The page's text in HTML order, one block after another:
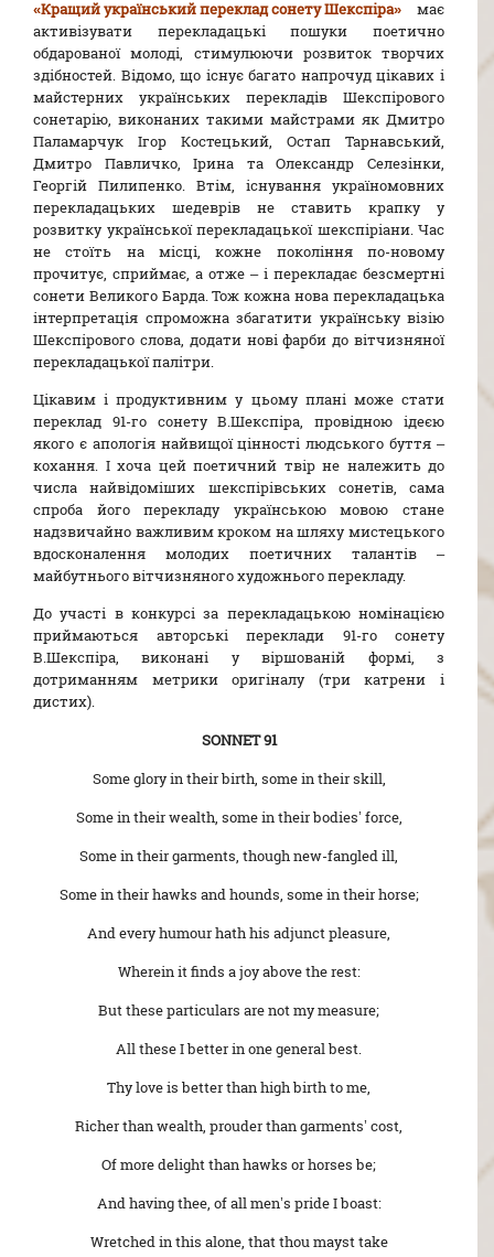
«Кращий український переклад сонету Шекспіра» має
активізувати перекладацькі пошуки поетично
обдарованої молоді, стимулюючи розвиток творчих
здібностей. Відомо, що існує багато напрочуд цікавих і
майстерних українських перекладів Шекспірового
сонетарію, виконаних такими майстрами як Дмитро
Паламарчук Ігор Костецький, Остап Тарнавський,
Дмитро Павличко, Ірина та Олександр Селезінки,
Георгій Пилипенко. Втім, існування україномовних
перекладацьких шедеврів не ставить крапку у
розвитку української перекладацької шекспіріани. Час
не стоїть на місці, кожне покоління по-новому
прочитує, сприймає, а отже – і перекладає безсмертні
сонети Великого Барда. Тож кожна нова перекладацька
інтерпретація спроможна збагатити українську візію
Шекспірового слова, додати нові фарби до вітчизняної
перекладацької палітри.
Цікавим і продуктивним у цьому плані може стати
переклад 91-го сонету В.Шекспіра, провідною ідеєю
якого є апологія найвищої цінності людського буття –
кохання. І хоча цей поетичний твір не належить до
числа найвідоміших шекспірівських сонетів, сама
спроба його перекладу українською мовою стане
надзвичайно важливим кроком на шляху мистецького
вдосконалення молодих поетичних талантів –
майбутнього вітчизняного художнього перекладу.
До участі в конкурсі за перекладацькою номінацією
приймаються авторські переклади 91-го сонету
В.Шекспіра, виконані у віршованій формі, з
дотриманням метрики оригіналу (три катрени і
дистих).
SONNET 91
Some glory in their birth, some in their skill,
Some in their wealth, some in their bodies’ force,
Some in their garments, though new-fangled ill,
Some in their hawks and hounds, some in their horse;
And every humour hath his adjunct pleasure,
Wherein it finds a joy above the rest:
But these particulars are not my measure;
All these I better in one general best.
Thy love is better than high birth to me,
Richer than wealth, prouder than garments’ cost,
Of more delight than hawks or horses be;
And having thee, of all men’s pride I boast:
Wretched in this alone, that thou mayst take